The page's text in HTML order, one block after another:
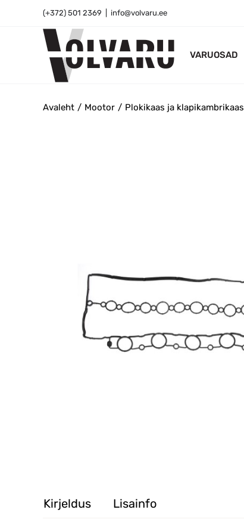
(+372) 501 2369 info@volvaru.ee
VARUOSAD
Avaleht Mootor Plokikaas ja klapikambrikaas
Kirjeldus Lisainfo